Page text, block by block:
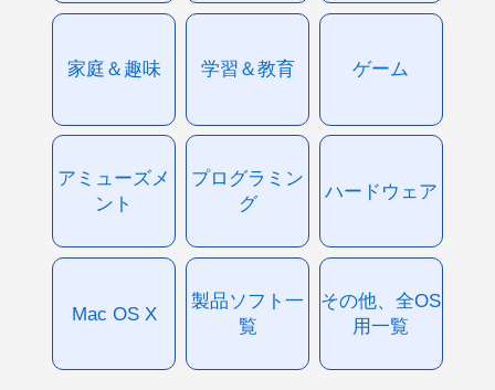
家庭＆趣味 学習＆教育 ゲーム
アミューズメ
ント
プログラミン
グ
ハードウェア
Mac OS X
製品ソフト一
覧
その他、全OS
用一覧